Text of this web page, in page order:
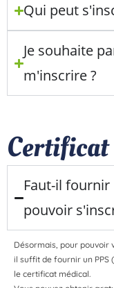
Qui peut
Je souhaite
m'inscrire ?
Faut-il
pouvoir
Désormais, pour pouvoir
il suffit de fournir un PPS
le certificat médical.